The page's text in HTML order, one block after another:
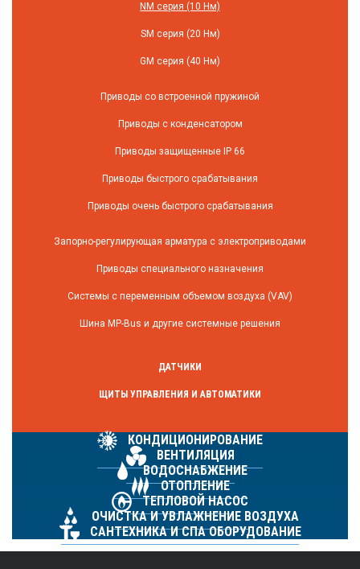
NM серия (10 Нм)
SM серия (20 Нм)
GM серия (40 Нм)
Приводы со встроенной пружиной
Приводы с конденсатором
Приводы защищенные IP 66
Приводы быстрого срабатывания
Приводы очень быстрого срабатывания
Запорно-регулирующая арматура с электроприводами
Приводы специального назначения
Системы с переменным объемом воздуха (VAV)
Шина MP-Bus и другие системные решения
ДАТЧИКИ
ЩИТЫ УПРАВЛЕНИЯ И АВТОМАТИКИ
КОНДИЦИОНИРОВАНИЕ
ВЕНТИЛЯЦИЯ
ВОДОСНАБЖЕНИЕ
ОТОПЛЕНИЕ
ТЕПЛОВОЙ НАСОС
ОЧИСТКА И УВЛАЖНЕНИЕ ВОЗДУХА
САНТЕХНИКА И СПА ОБОРУДОВАНИЕ